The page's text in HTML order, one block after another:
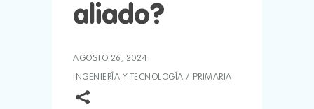
aliado?
AGOSTO 26, 2024
INGENIERÍA Y TECNOLOGÍA / PRIMARIA